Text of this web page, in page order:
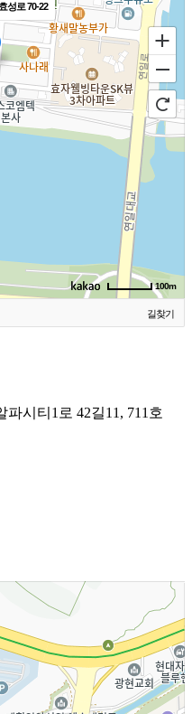
성로 70-22
100m
길찾기
시티1로 42길11, 711호